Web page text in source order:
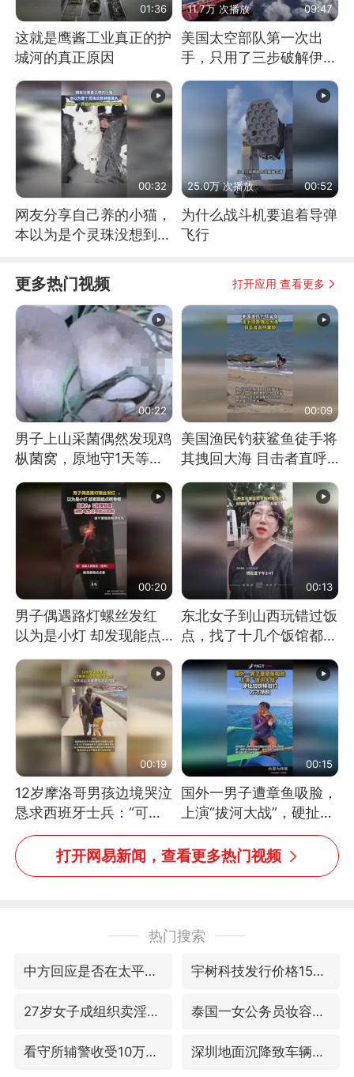
01:36
这就是鹰酱工业真正的护
城河的真正原因
11.7万 次播放 09:47
美国太空部队第一次出
手，只用了三步破解伊朗
防空
00:32
网友分享自己养的小猫，
本以为是个灵珠没想到是
25.0万 次播放 00:52
为什么战斗机要追着导弹
飞行
更多热门视频 打开应用 查看更多
00:22
男子上山采菌偶然发现鸡
枞菌窝，原地守1天等它
00:09
美国渔民钓获鲨鱼徒手将
其拽回大海 目击者直呼
消息）
00:20
男子偶遇路灯螺丝发红
以为是小灯 却发现能点
处理
00:13
东北女子到山西玩错过饭
点，找了十几个饭馆都没
00:19
12岁摩洛哥男孩边境哭泣
恳求西班牙士兵：“可不
可以不要把我遣返回国”
00:15
国外一男子遭章鱼吸脸，
上演“拔河大战”，硬扯加
铁棒敲打方才挣脱
打开网易新闻，查看更多热门视频
热门搜索
中方回应是否在太平洋海底开采稀土 宇树科技发行价格150.80元/股
27岁女子成组织卖淫集团主犯被通缉 泰国一女公务员妆容引争议 本人回应
看守所辅警收受10万获刑1年 深圳地面沉降致车辆损坏系谣言